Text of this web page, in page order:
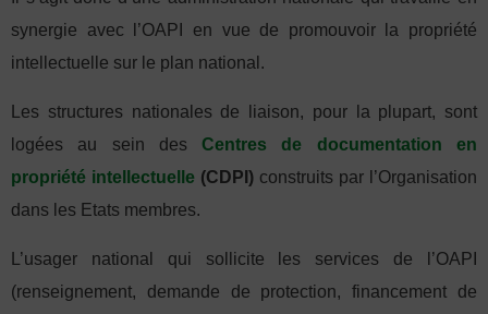
synergie avec l’OAPI en vue de promouvoir la propriété
intellectuelle sur le plan national.
Les structures nationales de liaison, pour la plupart, sont
logées au sein desCentres de documentation en
propriété intellectuelle (CDPI) construits par l’Organisation
dans les Etats membres.
L’usager national qui sollicite les services de l’OAPI
(renseignement, demande de protection, financement de